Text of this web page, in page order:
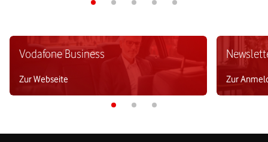
Vodafone Business
Zur Webseite Zur